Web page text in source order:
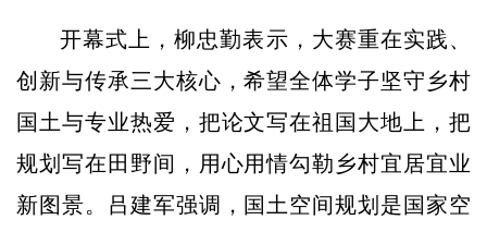
开幕式上，柳忠勤表示，大赛重在实践、
创新与传承三大核心，希望全体学子坚守乡村
国土与专业热爱，把论文写在祖国大地上，把
规划写在田野间，用心用情勾勒乡村宜居宜业
新图景。吕建军强调，国土空间规划是国家空